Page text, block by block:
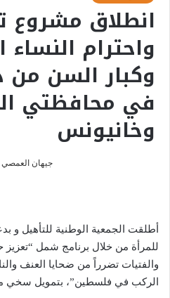
انطلاق مشروع
واحترام النساء
وكبار السن من
في محافظتي
وخانيونس
جيهان العمصي
أطلقت الجمعية الوطنية للتأهيل و
للمرأة من خلال برنامج شمل “تعزيز
والفتيات تضرراً من ضحايا العنف
الركب في فلسطين”، بتمويل سخي